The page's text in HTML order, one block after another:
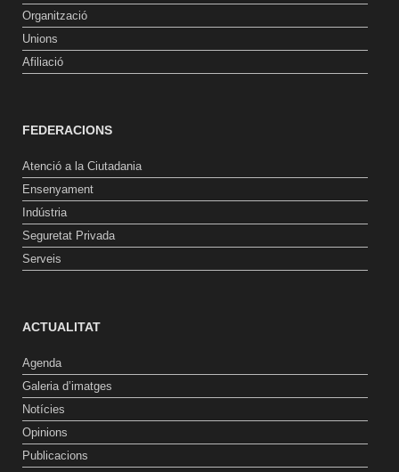
Organització
Unions
Afiliació
FEDERACIONS
Atenció a la Ciutadania
Ensenyament
Indústria
Seguretat Privada
Serveis
ACTUALITAT
Agenda
Galeria d’imatges
Notícies
Opinions
Publicacions